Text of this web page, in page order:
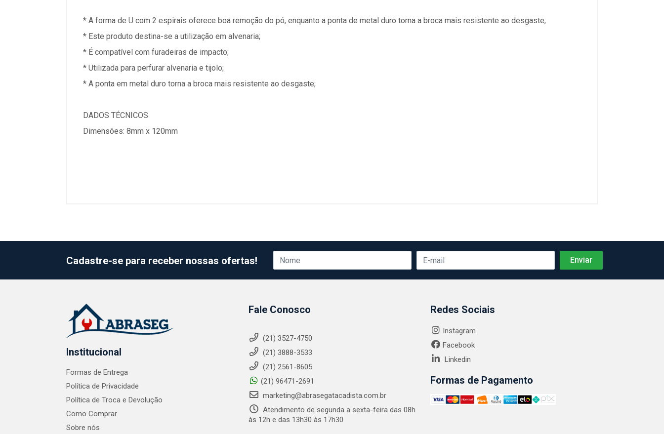
* A forma de U com 2 espirais oferece boa remoção do pó, enquanto a ponta de metal duro torna a broca mais resistente ao desgaste;
* Este produto destina-se a utilização em alvenaria;
* É compatível com furadeiras de impacto;
* Utilizada para perfurar alvenaria e tijolo;
* A ponta em metal duro torna a broca mais resistente ao desgaste;
DADOS TÉCNICOS
Dimensões: 8mm x 120mm
Cadastre-se para receber nossas ofertas!
Institucional
Formas de Entrega
Política de Privacidade
Política de Troca e Devolução
Como Comprar
Sobre nós
Fale Conosco
(21) 3527-4750
(21) 3888-3533
(21) 2561-8605
(21) 96471-2691
marketing@abrasegatacadista.com.br
Atendimento de segunda a sexta-feira das 08h
às 12h e das 13h30 às 17h30
Redes Sociais
Instagram
Facebook
Linkedin
Formas de Pagamento